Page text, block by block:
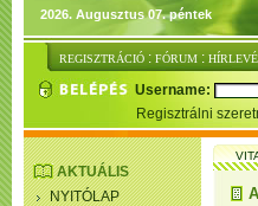
2026. Augusztus 07. péntek
REGISZTRÁCIÓ : FÓRUM :
Username:
Regisztrálni
AKTUÁLIS
NYITÓLAP